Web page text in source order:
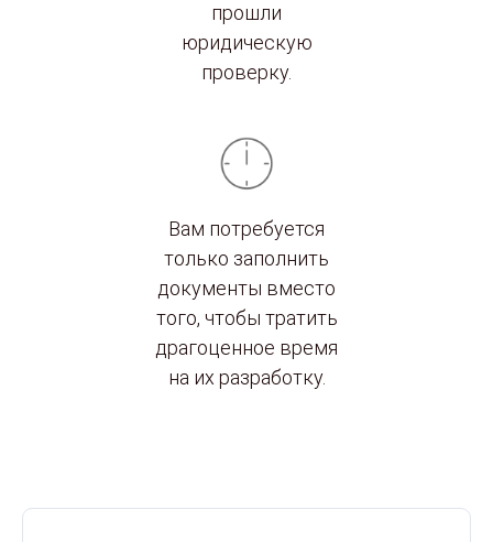
прошли
юридическую
проверку.
Вам потребуется
только заполнить
документы вместо
того, чтобы тратить
драгоценное время
на их разработку.